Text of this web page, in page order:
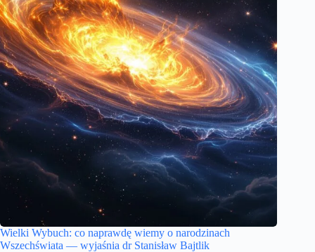
Wielki Wybuch: co naprawdę wiemy o narodzinach
Wszechświata — wyjaśnia dr Stanisław Bajtlik